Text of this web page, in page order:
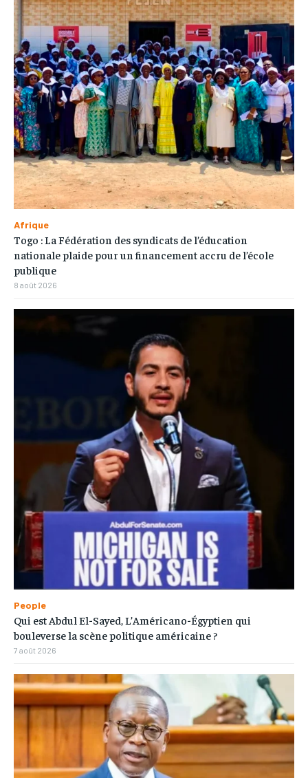
Afrique
Togo : La Fédération des syndicats de l’éducation
nationale plaide pour un financement accru de l’école
publique
8 août 2026
People
Qui est Abdul El-Sayed, L’Américano-Égyptien qui
bouleverse la scène politique américaine ?
7 août 2026